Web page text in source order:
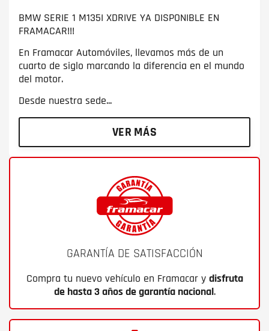
BMW SERIE 1 M135I XDRIVE YA DISPONIBLE EN
FRAMACAR!!!
En Framacar Automóviles, llevamos más de un
cuarto de siglo marcando la diferencia en el mundo
del motor.
Desde nuestra sede...
VER MÁS
GARANTÍA DE SATISFACCIÓN
Compra tu nuevo vehículo en Framacar y disfruta
de hasta 3 años de garantía nacional.